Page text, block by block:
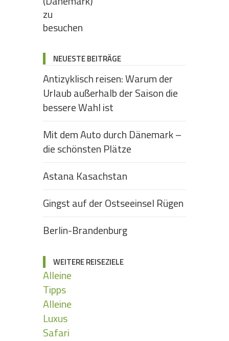
NEUESTE BEITRÄGE
Antizyklisch reisen: Warum der
Urlaub außerhalb der Saison die
bessere Wahl ist
Mit dem Auto durch Dänemark –
die schönsten Plätze
Astana Kasachstan
Gingst auf der Ostseeinsel Rügen
Berlin-Brandenburg
WEITERE REISEZIELE
Alleine
Tipps
Alleine
Luxus
Safari